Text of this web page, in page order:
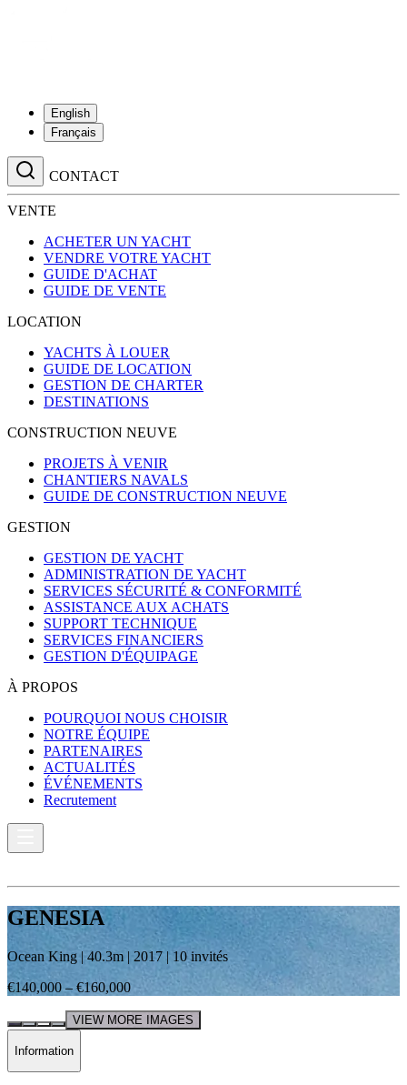
English
Français
CONTACT
VENTE
ACHETER UN YACHT
VENDRE VOTRE YACHT
GUIDE D'ACHAT
GUIDE DE VENTE
LOCATION
YACHTS À LOUER
GUIDE DE LOCATION
GESTION DE CHARTER
DESTINATIONS
CONSTRUCTION NEUVE
PROJETS À VENIR
CHANTIERS NAVALS
GUIDE DE CONSTRUCTION NEUVE
GESTION
GESTION DE YACHT
ADMINISTRATION DE YACHT
SERVICES SÉCURITÉ & CONFORMITÉ
ASSISTANCE AUX ACHATS
SUPPORT TECHNIQUE
SERVICES FINANCIERS
GESTION D'ÉQUIPAGE
À PROPOS
POURQUOI NOUS CHOISIR
NOTRE ÉQUIPE
PARTENAIRES
ACTUALITÉS
ÉVÉNEMENTS
Recrutement
GENESIA
Ocean King |40.3m | 2017 | 10 invités
€140,000 – €160,000
VIEW MORE IMAGES
Information